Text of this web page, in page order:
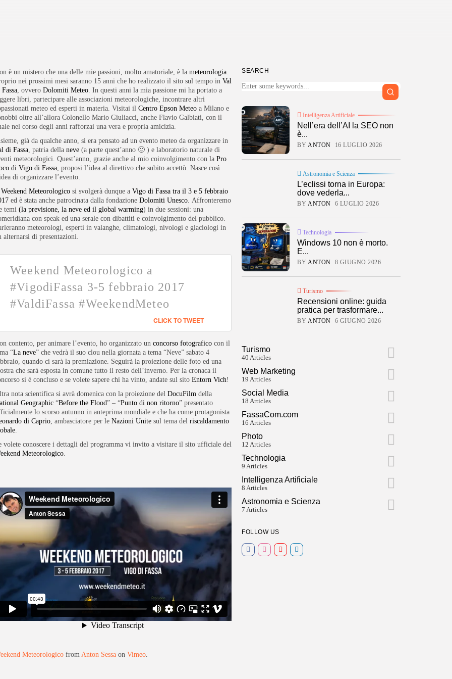
SEARCH
Intelligenza Artificiale
Nell’era dell’AI la SEO non
è...
BY ANTON 16 LUGLIO 2026
Astronomia e Scienza
L’eclissi torna in Europa:
dove vederla...
BY ANTON 6 LUGLIO 2026
Technologia
Windows 10 non è morto.
E...
BY ANTON 8 GIUGNO 2026
Turismo
Recensioni online: guida
pratica per trasformare...
BY ANTON 6 GIUGNO 2026
Turismo
40 Articles
Web Marketing
19 Articles
Social Media
18 Articles
FassaCom.com
16 Articles
Photo
12 Articles
Technologia
9 Articles
Intelligenza Artificiale
8 Articles
Astronomia e Scienza
7 Articles
FOLLOW US
è un mistero che una delle mie passioni, molto amatoriale, è la meteorologia
nei prossimi mesi saranno 15 anni che ho realizzato il sito sul tempo in Val
, ovvero Dolomiti Meteo . In questi anni la mia passione mi ha portato a
libri, partecipare alle associazioni meteorologiche, incontrare altri
meteo ed esperti in materia. Visitai il Centro Epson Meteo a Milano e
oltre all’allora Colonello Mario Giuliacci, anche Flavio Galbiati, con il
nel corso degli anni rafforzai una vera e propria amicizia.
già da qualche anno, si era pensato ad un evento meteo da organizzare in
di Fassa , patria della neve (a parte quest’anno 🙂 ) e laboratorio naturale di
meteorologici. Quest’anno, grazie anche al mio coinvolgimento con la Pro
di Vigo di Fassa , proposi l’idea al direttivo che subito accettò. Nasce così
di organizzare l’evento.
Weekend Meteorologico si svolgerà dunque a Vigo di Fassa tra il 3 e 5 febbraio
ed è stata anche patrocinata dalla fondazione Dolomiti Unesco . Affronteremo
temi (la previsione, la neve ed il global warming) in due sessioni: una
con speak ed una serale con dibattiti e coinvolgimento del pubblico.
meteorologi, esperti in valanghe, climatologi, nivologi e glaciologi in
alternarsi di presentazioni.
Weekend Meteorologico a
#VigodiFassa 3-5 febbraio 2017
#ValdiFassa #WeekendMeteo
CLICK TO TWEET
contento, per animare l’evento, ho organizzato un concorso fotografico con il
“La neve” che vedrà il suo clou nella giornata a tema “Neve” sabato 4
quando ci sarà la premiazione. Seguirà la proiezione delle foto ed una
che sarà esposta in comune tutto il resto dell’inverno. Per la cronaca il
si è concluso e se volete sapere chi ha vinto, andate sul sito Entorn Vich!
nota scientifica si avrà domenica con la proiezione del DocuFilm della
Geographic “Before the Flood” – “Punto di non ritorno” presentato
lo scorso autunno in anteprima mondiale e che ha come protagonista
di Caprio , ambasciatore per le Nazioni Unite sul tema del riscaldamento
volete conoscere i dettagli del programma vi invito a visitare il sito ufficiale del
Meteorologico
Meteorologico from Anton Sessa on Vimeo